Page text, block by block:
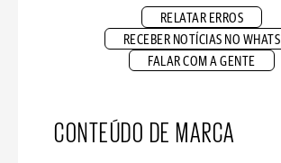
RELATAR ERROS
RECEBER NOTÍCIAS NO WHATS
FALAR COM A GENTE
CONTEÚDO DE MARCA